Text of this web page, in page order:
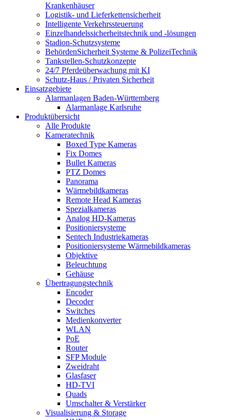
Krankenhäuser
Logistik- und Lieferkettensicherheit
Intelligente Verkehrssteuerung
Einzelhandelssicherheitstechnik und -lösungen
Stadion-Schutzsysteme
BehördenSicherheit Systeme & PolizeiTechnik
Tankstellen-Schutzkonzepte​
24/7 Pferdeüberwachung mit KI
Schutz-Haus / Privaten Sicherheit
Einsatzgebiete
Alarmanlagen Baden-Württemberg
Alarmanlage Karlsruhe
Produktübersicht
Alle Produkte
Kameratechnik
Boxed Type Kameras
Fix Domes
Bullet Kameras
PTZ Domes
Panorama
Wärmebildkameras
Remote Head Kameras
Spezialkameras
Analog HD-Kameras
Positioniersysteme
Sentech Industriekameras
Positioniersysteme Wärmebildkameras
Objektive
Beleuchtung
Gehäuse
Übertragungstechnik
Encoder
Decoder
Switches
Medienkonverter
WLAN
PoE
Router
SFP Module
Zweidraht
Glasfaser
HD-TVI
Quads
Umschalter & Verstärker
Visualisierung & Storage